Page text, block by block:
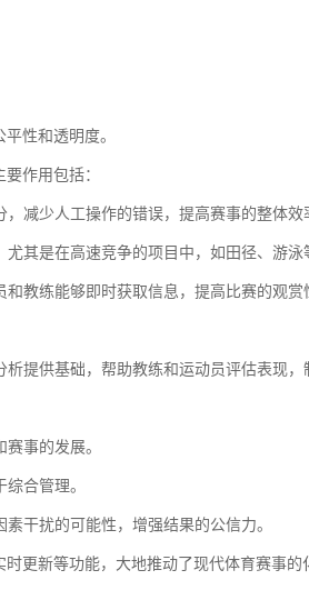
性和透明度。
作用包括：
减少人工操作的错误，提高赛事的整体效
其是在高速竞争的项目中，如田径、游泳
教练能够即时获取信息，提高比赛的观赏
提供基础，帮助教练和运动员评估表现，
事的发展。
合管理。
干扰的可能性，增强结果的公信力。
更新等功能，大地推动了现代体育赛事的